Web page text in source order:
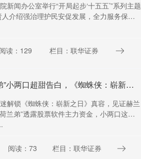
闻办公室举行“开局起步‘十五五’”系列主题
介绍强治理护民安促发展，全力服务保障
阅读：129 栏目：联华证券
股票软件主力资金 “荷兰弟”小两口超甜告白，《蜘蛛侠：崭新之日》上海尝鲜
解锁《蜘蛛侠：崭新之日》真容，见证赫兰
兰弟”透露股票软件主力资金，小两口这两
阅读：73 栏目：联华证券